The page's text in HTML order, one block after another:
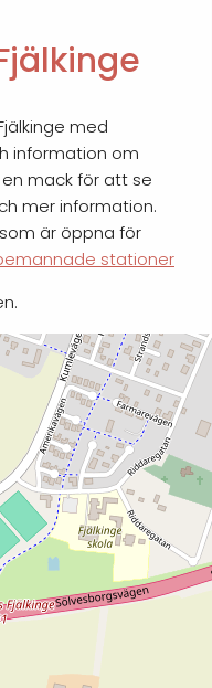
med
information om
mack för att se
mer information.
är öppna för
stationer